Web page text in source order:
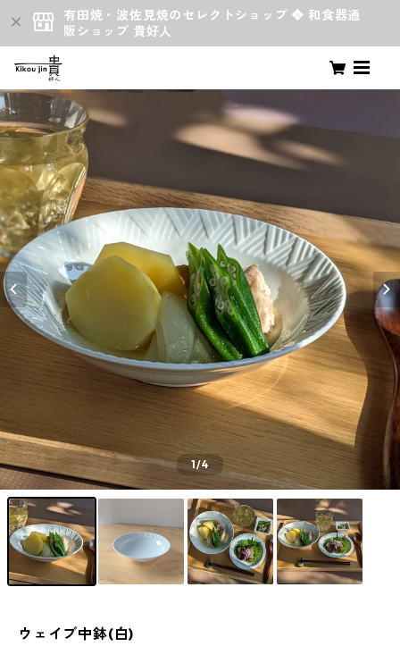
有田焼・波佐見焼のセレクトショップ ❖ 和食器通
販ショップ 貴好人
1/4
ウェイブ中鉢(白)